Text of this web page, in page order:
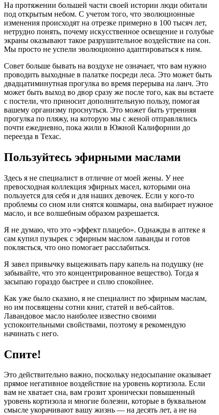
На протяжении большей части своей истории люди обитали
под открытым небом. С учетом того, что эволюционные
изменения происходят на отрезке примерно в 100 тысяч лет,
нетрудно понять, почему искусственное освещение и голубые
экраны оказывают такое разрушительное воздействие на сон.
Мы просто не успели эволюционно адаптироваться к ним.
Совет больше бывать на воздухе не означает, что вам нужно
проводить выходные в палатке посреди леса. Это может быть
двадцатиминутная прогулка во время перерыва на ланч. Это
может быть выход во двор сразу же после того, как вы встаете
с постели, что приносит дополнительную пользу, помогая
вашему организму проснуться. Это может быть утренняя
прогулка по пляжу, на которую мы с женой отправлялись
почти ежедневно, пока жили в Южной Калифорнии до
переезда в Техас.
Пользуйтесь эфирными маслами
Здесь я не специалист в отличие от моей жены. У нее
превосходная коллекция эфирных масел, которыми она
пользуется для себя и для наших девочек. Если у кого-то
проблемы со сном или снятся кошмары, она выбирает нужное
масло, и все волшебным образом разрешается.
Я не думаю, что это «эффект плацебо». Однажды в аптеке я
сам купил пузырек с эфирным маслом лаванды и готов
поклясться, что оно помогает расслабиться.
Я завел привычку выцеживать пару капель на подушку (не
забывайте, что это концентрированное вещество). Тогда я
засыпаю гораздо быстрее и сплю спокойнее.
Как уже было сказано, я не специалист по эфирным маслам,
но им посвящены сотни книг, статей и веб-сайтов.
Лавандовое масло наиболее известно своими
успокоительными свойствами, поэтому я рекомендую
начинать с него.
Спите!
Это действительно важно, поскольку недосыпание оказывает
прямое негативное воздействие на уровень кортизола. Если
вам не хватает сна, вам грозит хронически повышенный
уровень кортизола и многие болезни, которые в буквальном
смысле укорачивают вашу жизнь — на десять лет, а не на